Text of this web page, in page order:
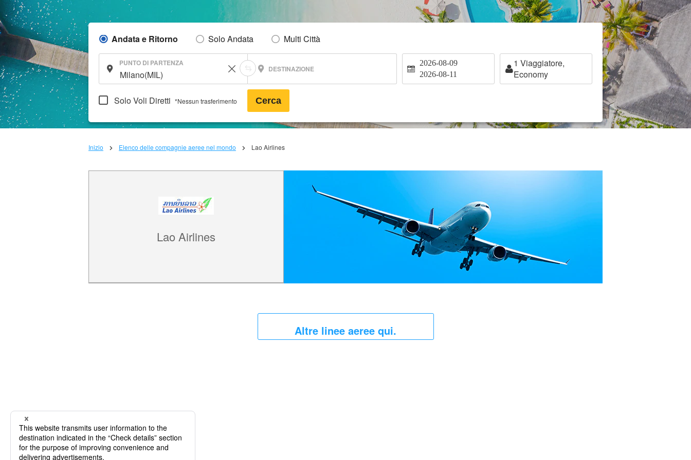
Andata e Ritorno Solo Andata Multi Città
PUNTO DI PARTENZA
DESTINAZIONE
2026-08-09
2026-08-11
1 Viaggiatore,
Economy
Solo Voli Diretti *Nessun trasferimento Cerca
Inizio Elenco delle compagnie aeree nel mondo Lao Airlines
Lao Airlines
Altre linee aeree qui.